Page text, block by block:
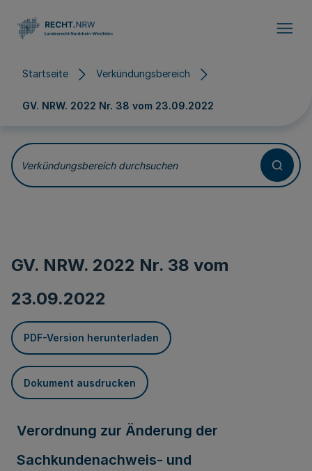
Startseite Verkündungsbereich
GV. NRW. 2022 Nr. 38 vom 23.09.2022
Verkündungsbereich durchsuchen
GV. NRW. 2022 Nr. 38 vom
23.09.2022
PDF-Version herunterladen
Dokument ausdrucken
Verordnung zur Änderung der
Sachkundenachweis- und